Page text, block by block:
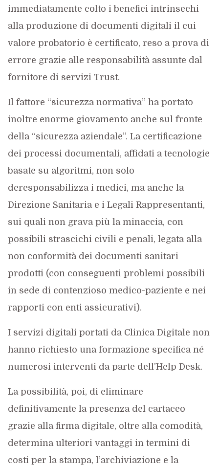
immediatamente colto i benefici intrinsechi
alla produzione di documenti digitali il cui
valore probatorio è certificato, reso a prova di
errore grazie alle responsabilità assunte dal
fornitore di servizi Trust.
Il fattore “sicurezza normativa” ha portato
inoltre enorme giovamento anche sul fronte
della “sicurezza aziendale”. La certificazione
dei processi documentali, affidati a tecnologie
basate su algoritmi, non solo
deresponsabilizza i medici, ma anche la
Direzione Sanitaria e i Legali Rappresentanti,
sui quali non grava più la minaccia, con
possibili strascichi civili e penali, legata alla
non conformità dei documenti sanitari
prodotti (con conseguenti problemi possibili
in sede di contenzioso medico-paziente e nei
rapporti con enti assicurativi).
I servizi digitali portati da Clinica Digitale non
hanno richiesto una formazione specifica né
numerosi interventi da parte dell’Help Desk.
La possibilità, poi, di eliminare
definitivamente la presenza del cartaceo
grazie alla firma digitale, oltre alla comodità,
determina ulteriori vantaggi in termini di
costi per la stampa, l’archiviazione e la